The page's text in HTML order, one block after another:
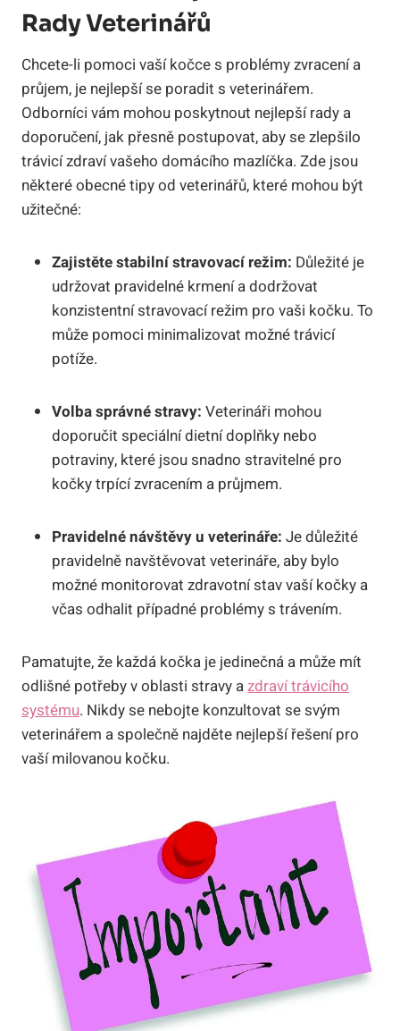
Rady Veterinářů
Chcete-li pomoci vaší kočce s problémy zvracení a
průjem, je nejlepší se poradit s veterinářem.
Odborníci vám mohou poskytnout nejlepší rady a
doporučení, jak přesně postupovat, aby se zlepšilo
trávicí zdraví vašeho domácího mazlíčka. Zde jsou
některé obecné tipy od veterinářů, které mohou být
užitečné:
Zajistěte stabilní stravovací režim: Důležité je
udržovat pravidelné krmení a dodržovat
konzistentní stravovací režim pro vaši kočku. To
může pomoci minimalizovat možné trávicí
potíže.
Volba správné stravy: Veterináři mohou
doporučit speciální dietní doplňky nebo
potraviny, které jsou snadno stravitelné pro
kočky trpící zvracením a průjmem.
Pravidelné návštěvy u veterináře: Je důležité
pravidelně navštěvovat veterináře, aby bylo
možné monitorovat zdravotní stav vaší kočky a
včas odhalit případné problémy s trávením.
Pamatujte, že každá kočka je jedinečná a může mít
odlišné potřeby v oblasti stravy azdraví trávicího
systému. Nikdy se nebojte konzultovat se svým
veterinářem a společně najděte nejlepší řešení pro
vaší milovanou kočku.